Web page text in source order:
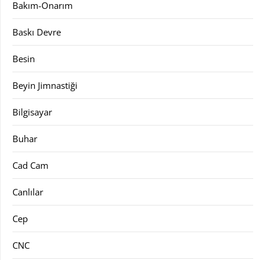
Bakım-Onarım
Baskı Devre
Besin
Beyin Jimnastiği
Bilgisayar
Buhar
Cad Cam
Canlılar
Cep
CNC